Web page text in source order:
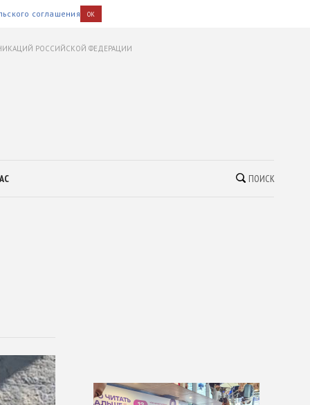
соглашения OK
РОССИЙСКОЙ ФЕДЕРАЦИИ
ПОИСК